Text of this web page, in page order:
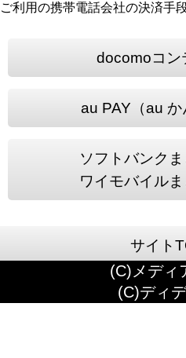
ご利用の携帯電話会社の決済手
docomoコン
au PAY（au か
ソフトバンク
ワイモバイル
サイト
(C)メディ
(C)ディ